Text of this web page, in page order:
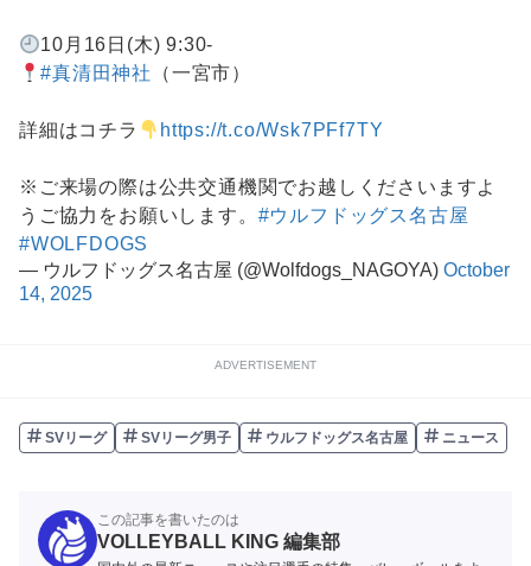
10月16日(木) 9:30-
#真清田神社
（一宮市）
詳細はコチラ https://t.co/Wsk7PFf7TY
※ご来場の際は公共交通機関でお越しくださいますよ
うご協力をお願いします。 #ウルフドッグス名古屋
#WOLFDOGS
— ウルフドッグス名古屋 (@Wolfdogs_NAGOYA) October
14, 2025
ADVERTISEMENT
SVリーグ SVリーグ男子 ウルフドッグス名古屋 ニュース
この記事を書いたのは
VOLLEYBALL KING 編集部